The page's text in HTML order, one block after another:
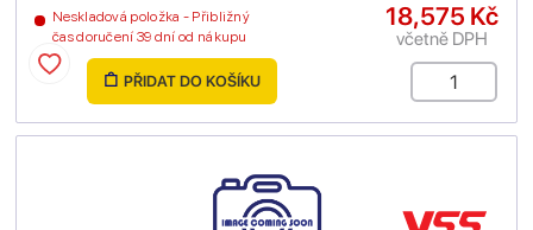
Neskladová položka - Přibližný
čas doručení 39 dní od nákupu
18,575 Kč
včetně DPH
PŘIDAT DO KOŠÍKU